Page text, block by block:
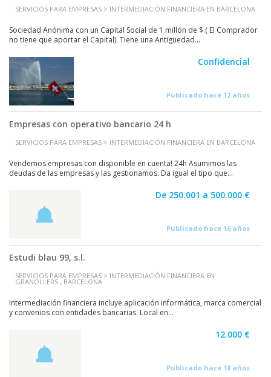
SERVICIOS PARA EMPRESAS > INTERMEDIACIÓN FINANCIERA EN BARCELONA
Sociedad Anónima con un Capital Social de 1 millón de $.( El Comprador
no tiene que aportar el Capital). Tiene una Antigüedad...
Confidencial
Publicado hace 12 años
Empresas con operativo bancario 24 h
SERVICIOS PARA EMPRESAS > INTERMEDIACIÓN FINANCIERA EN BARCELONA
Vendemos empresas con disponible en cuenta! 24h Asumimos las
deudas de las empresas y las gestionamos. Da igual el tipo que...
De 250.001 a 500.000 €
Publicado hace 16 años
Estudi blau 99, s.l.
SERVICIOS PARA EMPRESAS > INTERMEDIACIÓN FINANCIERA EN
GRANOLLERS , BARCELONA
Intermediación financiera incluye aplicación informática, marca comercial
y convenios con entidades bancarias. Local en...
12.000 €
Publicado hace 18 años